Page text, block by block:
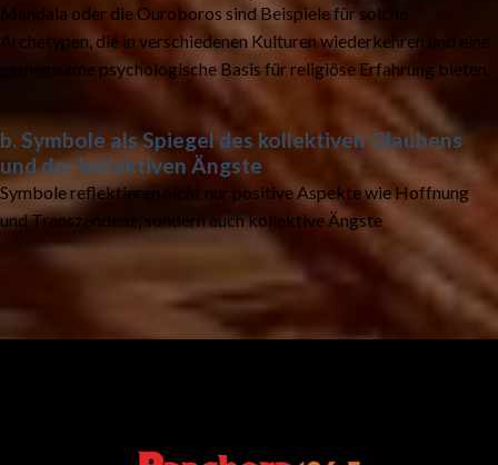
Mandala oder die Ouroboros sind Beispiele für solche
Archetypen, die in verschiedenen Kulturen wiederkehren und eine
gemeinsame psychologische Basis für religiöse Erfahrung bieten.
b. Symbole als Spiegel des kollektiven Glaubens
und der kollektiven Ängste
Symbole reflektieren nicht nur positive Aspekte wie Hoffnung
und Transzendenz, sondern auch kollektive Ängste